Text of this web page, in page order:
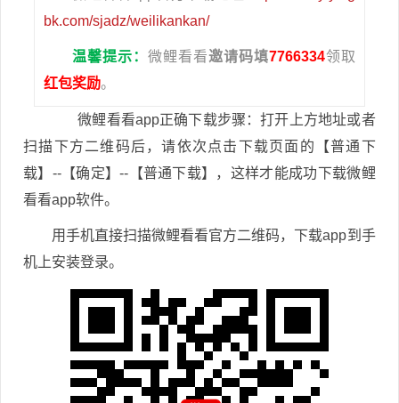
bk.com/sjadz/weilikankan/
温馨提示： 微鲤看看邀请码填7766334领取
红包奖励。
微鲤看看app正确下载步骤：打开上方地址或者
扫描下方二维码后，请依次点击下载页面的【普通下
载】--【确定】--【普通下载】，这样才能成功下载微鲤
看看app软件。
用手机直接扫描微鲤看看官方二维码，下载app到手
机上安装登录。